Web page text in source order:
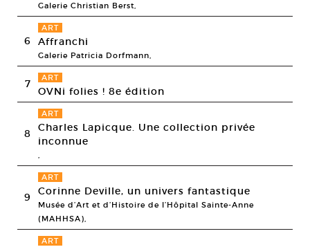
Galerie Christian Berst,
6
ART
Affranchi
Galerie Patricia Dorfmann,
7 ART
OVNi folies ! 8e édition
8
ART
Charles Lapicque. Une collection privée
inconnue
,
9
ART
Corinne Deville, un univers fantastique
Musée d’Art et d’Histoire de l’Hôpital Sainte-Anne
(MAHHSA),
ART